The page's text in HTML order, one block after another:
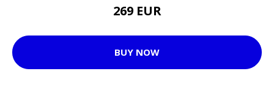
269 EUR
BUY NOW